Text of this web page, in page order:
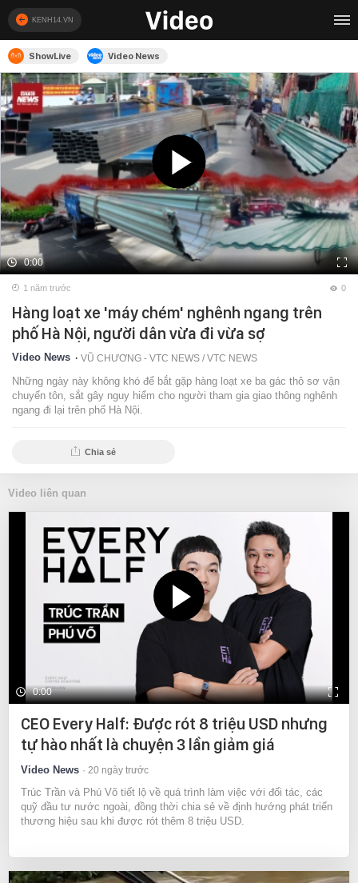
KENH14.VN
ShowLive Video News
0:00
1 năm trước 0
Hàng loạt xe 'máy chém' nghênh ngang trên
phố Hà Nội, người dân vừa đi vừa sợ
Video News VŨ CHƯƠNG - VTC NEWS / VTC NEWS
Những ngày này không khó để bắt gặp hàng loạt xe ba gác thô sơ vận
chuyển tôn, sắt gây nguy hiểm cho người tham gia giao thông nghênh
ngang đi lại trên phố Hà Nội.
Chia sẻ
Video liên quan
0:00
CEO Every Half: Được rót 8 triệu USD nhưng
tự hào nhất là chuyện 3 lần giảm giá
Video News 20 ngày trước
Trúc Trần và Phú Võ tiết lộ về quá trình làm việc với đối tác, các
quỹ đầu tư nước ngoài, đồng thời chia sẻ về định hướng phát triển
thương hiệu sau khi được rót thêm 8 triệu USD.